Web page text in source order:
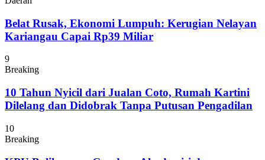
Belat Rusak, Ekonomi Lumpuh: Kerugian Nelayan
Kariangau Capai Rp39 Miliar
9
Breaking
10 Tahun Nyicil dari Jualan Coto, Rumah Kartini
Dilelang dan Didobrak Tanpa Putusan Pengadilan
10
Breaking